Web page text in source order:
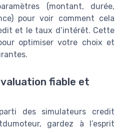
(montant, durée,
pour voir comment cela
et le taux d’intérêt. Cette
optimiser votre choix et
fiable et
des simulateurs credit
gardez à l’esprit